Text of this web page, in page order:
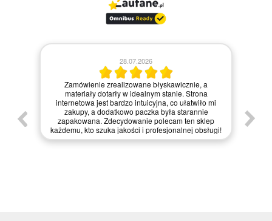
28.07.2026
Zamówienie zrealizowane błyskawicznie, a
materiały dotarły w idealnym stanie. Strona
internetowa jest bardzo intuicyjna, co ułatwiło mi
zakupy, a dodatkowo paczka była starannie
zapakowana. Zdecydowanie polecam ten sklep
każdemu, kto szuka jakości i profesjonalnej obsługi!